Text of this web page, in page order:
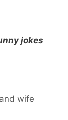
jokes
wife